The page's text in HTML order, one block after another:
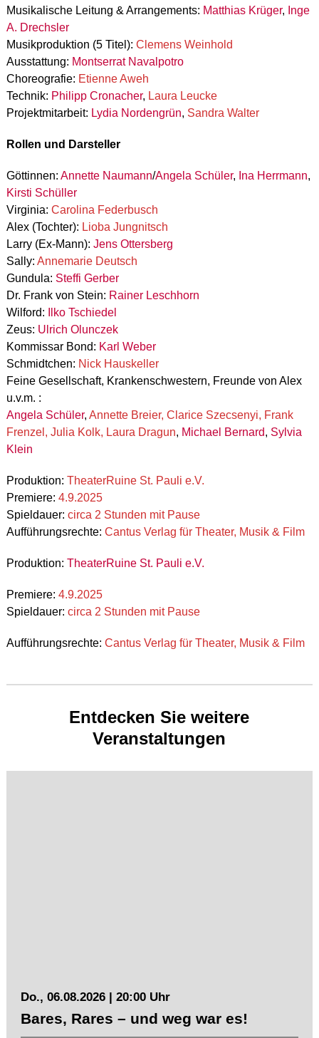
Musikalische Leitung & Arrangements: Matthias Krüger, Inge
A. Drechsler
Musikproduktion (5 Titel): Clemens Weinhold
Ausstattung: Montserrat Navalpotro
Choreografie: Etienne Aweh
Technik: Philipp Cronacher, Laura Leucke
Projektmitarbeit: Lydia Nordengrün, Sandra Walter
Rollen und Darsteller
Göttinnen: Annette Naumann/Angela Schüler, Ina Herrmann,
Kirsti Schüller
Virginia: Carolina Federbusch
Alex (Tochter): Lioba Jungnitsch
Larry (Ex-Mann): Jens Ottersberg
Sally: Annemarie Deutsch
Gundula: Steffi Gerber
Dr. Frank von Stein: Rainer Leschhorn
Wilford:
Ilko Tschiedel
Zeus: Ulrich Olunczek
Kommissar Bond: Karl Weber
Schmidtchen: Nick Hauskeller
Feine Gesellschaft, Krankenschwestern, Freunde von Alex
u.v.m. :
Angela Schüler, Annette Breier, Clarice Szecsenyi, Frank
Frenzel, Julia Kolk, Laura Dragun, Michael Bernard, Sylvia
Klein
Produktion: TheaterRuine St. Pauli e.V.
Premiere: 4.9.2025
Spieldauer: circa 2 Stunden mit Pause
Aufführungsrechte: Cantus Verlag für Theater, Musik & Film
Produktion: TheaterRuine St. Pauli e.V.
Premiere: 4.9.2025
Spieldauer: circa 2 Stunden mit Pause
Aufführungsrechte: Cantus Verlag für Theater, Musik & Film
Entdecken Sie weitere
Veranstaltungen
Do., 06.08.2026 | 20:00 Uhr
Bares, Rares – und weg war es!